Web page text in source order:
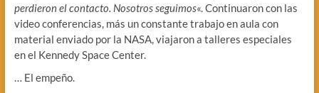
perdieron el contacto. Nosotros seguimos«. Continuaron con las
video conferencias, más un constante trabajo en aula con
material enviado por la NASA, viajaron a talleres especiales
en el Kennedy Space Center.
… El empeño.